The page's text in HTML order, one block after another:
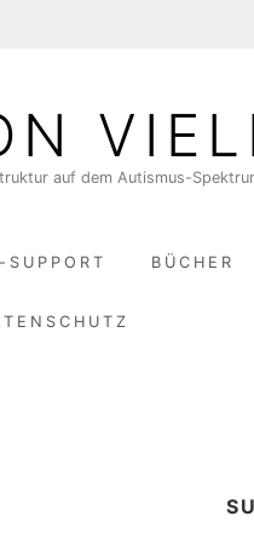
auf dem Autismus-
BÜCHER